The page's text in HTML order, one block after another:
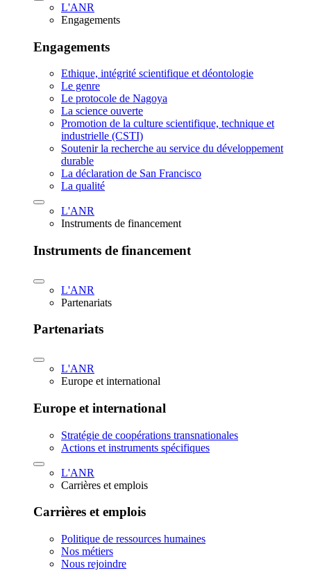
L'ANR
Engagements
Engagements
Ethique, intégrité scientifique et déontologie
Le genre
Le protocole de Nagoya
La science ouverte
Promotion de la culture scientifique, technique et
industrielle (CSTI)
Soutenir la recherche au service du développement
durable
La déclaration de San Francisco
La qualité
L'ANR
Instruments de financement
Instruments de financement
L'ANR
Partenariats
Partenariats
L'ANR
Europe et international
Europe et international
Stratégie de coopérations transnationales
Actions et instruments spécifiques
L'ANR
Carrières et emplois
Carrières et emplois
Politique de ressources humaines
Nos métiers
Nous rejoindre